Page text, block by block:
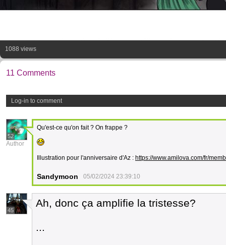
1088 views
11 Comments
Log-in to comment
52
Author
Qu'est-ce qu'on fait ? On frappe ?
Illustration pour l'anniversaire d'Az : https://www.amilova.com/fr/
Sandymoon 05/02/2024 23:39:10
45
Ah, donc ça amplifie la tristesse?
...